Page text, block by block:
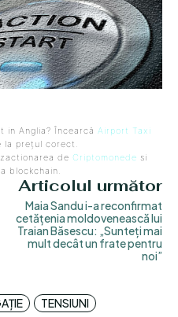
in Anglia? Încearcă Airport Taxi
la prețul corect.
de Criptomonede si
blockchain.
Articolul următor
Maia Sandu i-a reconfirmat
cetățenia moldovenească lui
Traian Băsescu: „Sunteți mai
mult decât un frate pentru
noi”
TENSIUNI